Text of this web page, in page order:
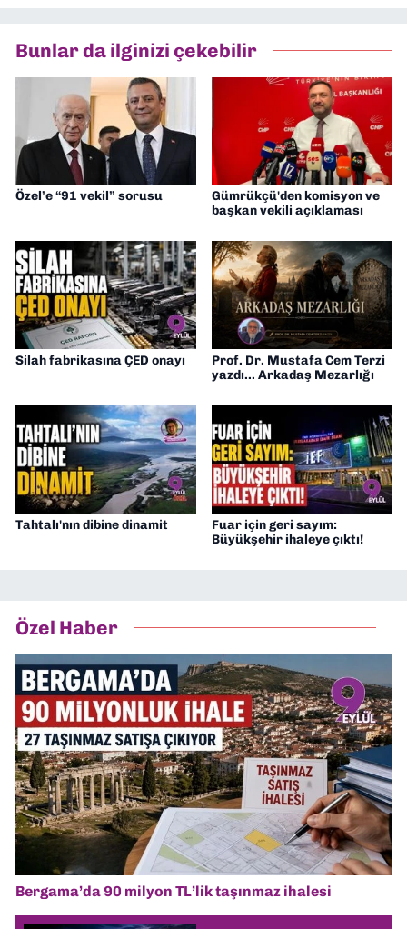
Bunlar da ilginizi çekebilir
Özel’e “91 vekil” sorusu
Gümrükçü'den komisyon ve
başkan vekili açıklaması
Silah fabrikasına ÇED onayı
Prof. Dr. Mustafa Cem Terzi
yazdı... Arkadaş Mezarlığı
Tahtalı'nın dibine dinamit
Fuar için geri sayım:
Büyükşehir ihaleye çıktı!
Özel Haber
Bergama’da 90 milyon TL’lik taşınmaz ihalesi